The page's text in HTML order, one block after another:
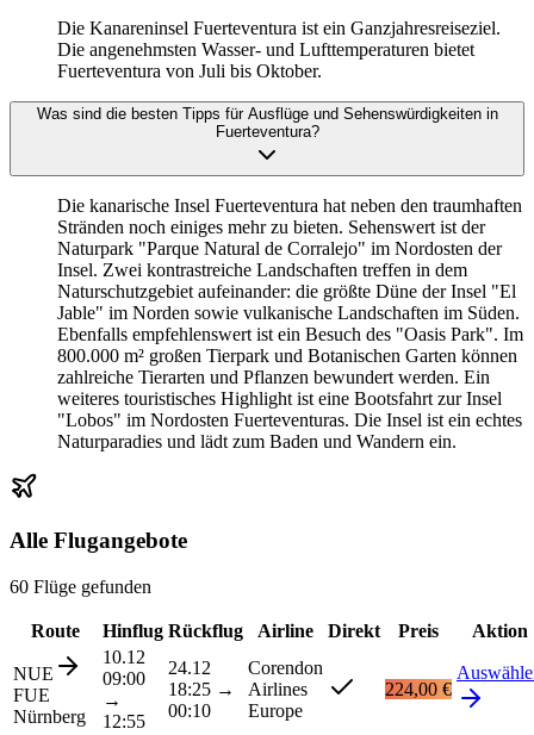
Die Kanareninsel Fuerteventura ist ein Ganzjahresreiseziel.
Die angenehmsten Wasser- und Lufttemperaturen bietet
Fuerteventura von Juli bis Oktober.
Was sind die besten Tipps für Ausflüge und Sehenswürdigkeiten in
Fuerteventura?
Die kanarische Insel Fuerteventura hat neben den traumhaften
Stränden noch einiges mehr zu bieten. Sehenswert ist der
Naturpark "Parque Natural de Corralejo" im Nordosten der
Insel. Zwei kontrastreiche Landschaften treffen in dem
Naturschutzgebiet aufeinander: die größte Düne der Insel "El
Jable" im Norden sowie vulkanische Landschaften im Süden.
Ebenfalls empfehlenswert ist ein Besuch des "Oasis Park". Im
800.000 m² großen Tierpark und Botanischen Garten können
zahlreiche Tierarten und Pflanzen bewundert werden. Ein
weiteres touristisches Highlight ist eine Bootsfahrt zur Insel
"Lobos" im Nordosten Fuerteventuras. Die Insel ist ein echtes
Naturparadies und lädt zum Baden und Wandern ein.
Alle Flugangebote
60 Flüge gefunden
Route Hinflug Rückflug Airline Direkt Preis Aktion
NUE
FUE
Nürnberg
10.12
09:00
→
12:55
24.12
18:25 →
00:10
Corendon
Airlines
Europe
224,00 €